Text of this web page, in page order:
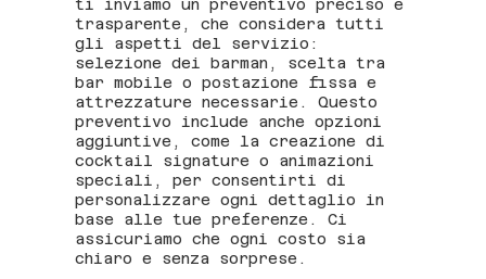
ti inviamo un preventivo preciso e
trasparente, che considera tutti
gli aspetti del servizio:
selezione dei barman, scelta tra
bar mobile o postazione fissa e
attrezzature necessarie. Questo
preventivo include anche opzioni
aggiuntive, come la creazione di
cocktail signature o animazioni
speciali, per consentirti di
personalizzare ogni dettaglio in
base alle tue preferenze. Ci
assicuriamo che ogni costo sia
chiaro e senza sorprese.